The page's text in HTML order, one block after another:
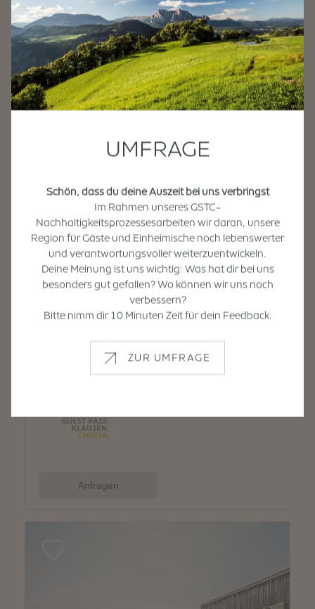
UMFRAGE
Schön, dass du deine Auszeit bei uns verbringst
Im Rahmen unseres GSTC-
Nachhaltigkeitsprozessesarbeiten wir daran, unsere
Region für Gäste und Einheimische noch lebenswerter
und verantwortungsvoller weiterzuentwickeln.
Deine Meinung ist uns wichtig: Was hat dir bei uns
besonders gut gefallen? Wo können wir uns noch
verbessern?
Bitte nimm dir 10 Minuten Zeit für dein Feedback.
ZUR UMFRAGE